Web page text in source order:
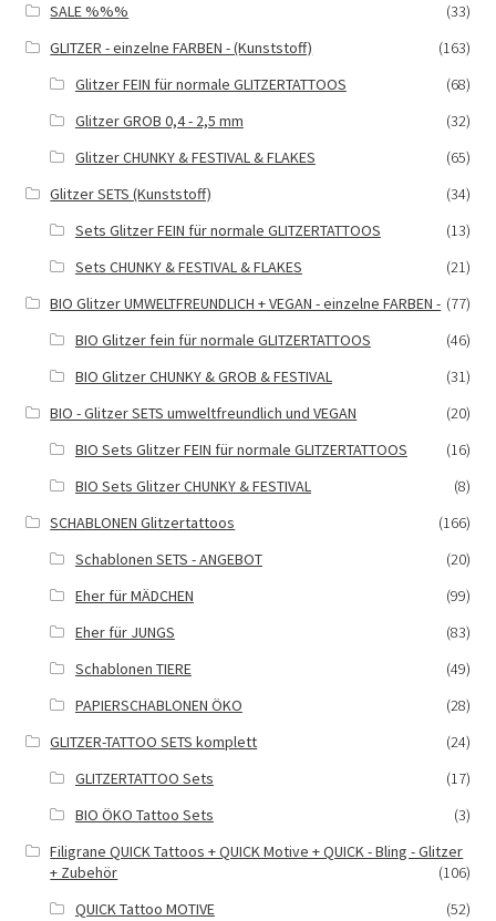
SALE %%%
(33)
GLITZER - einzelne FARBEN - (Kunststoff)
(163)
Glitzer FEIN für normale GLITZERTATTOOS
(68)
Glitzer GROB 0,4 - 2,5 mm
(32)
Glitzer CHUNKY & FESTIVAL & FLAKES
(65)
Glitzer SETS (Kunststoff)
(34)
Sets Glitzer FEIN für normale GLITZERTATTOOS
(13)
Sets CHUNKY & FESTIVAL & FLAKES
(21)
BIO Glitzer UMWELTFREUNDLICH + VEGAN - einzelne FARBEN - (77)
BIO Glitzer fein für normale GLITZERTATTOOS
(46)
BIO Glitzer CHUNKY & GROB & FESTIVAL
(31)
BIO - Glitzer SETS umweltfreundlich und VEGAN
(20)
BIO Sets Glitzer FEIN für normale GLITZERTATTOOS
(16)
BIO Sets Glitzer CHUNKY & FESTIVAL
(8)
SCHABLONEN Glitzertattoos
(166)
Schablonen SETS - ANGEBOT
(20)
Eher für MÄDCHEN
(99)
Eher für JUNGS
(83)
Schablonen TIERE
(49)
PAPIERSCHABLONEN ÖKO
(28)
GLITZER-TATTOO SETS komplett
(24)
GLITZERTATTOO Sets
(17)
BIO ÖKO Tattoo Sets
(3)
Filigrane QUICK Tattoos + QUICK Motive + QUICK - Bling - Glitzer
+ Zubehör
(106)
QUICK Tattoo MOTIVE
(52)